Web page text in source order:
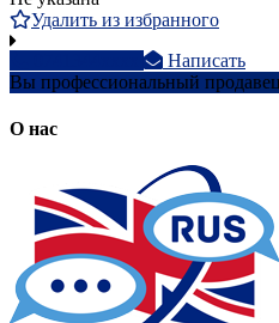
Удалить из избранного
Написать
Вы профессиональный
О нас